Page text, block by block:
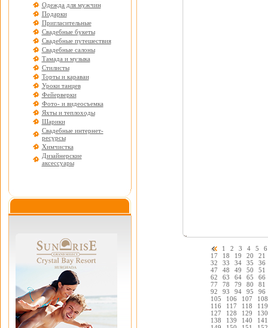
Одежда для мужчин
Подарки
Пригласительные
Свадебные букеты
Свадебные путешествия
Свадебные салоны
Тамада и музыка
Стилисты
Торты и караваи
Уроки танцев
Фейерверки
Фото- и видеосъемка
Яхты и теплоходы
Шарики
Свадебные интернет-
ресурсы
Химчистка
Дизайнерские
аксессуары
1 2 3 4 5
6
17
18 19 20
21
32
33 34 35
36
47
48 49 50
51
62
63 64 65
66
77
78 79 80
81
92
93 94 95
96
105
106 107
108
116
117 118
119
127
128 129
130
138
139 140
141